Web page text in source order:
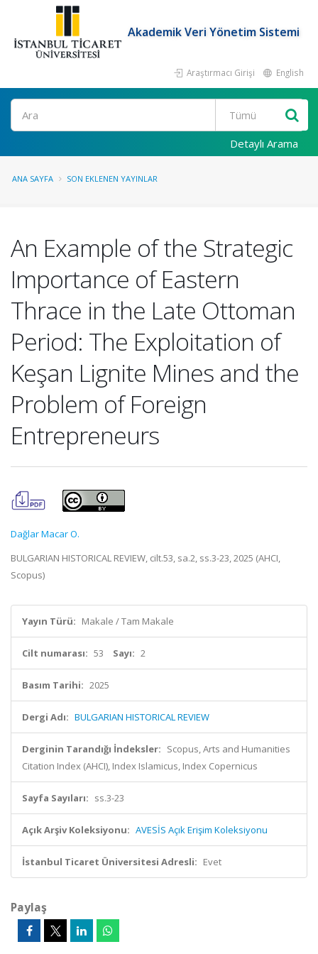
Akademik Veri Yönetim Sistemi
Araştırmacı Girişi English
Ara
Detaylı Arama
ANA SAYFA SON EKLENEN YAYINLAR
An Example of the Strategic
Importance of Eastern
Thrace in the Late Ottoman
Period: The Exploitation of
Keşan Lignite Mines and the
Problem of Foreign
Entrepreneurs
Dağlar Macar O.
BULGARIAN HISTORICAL REVIEW, cilt.53, sa.2, ss.3-23, 2025 (AHCI,
Scopus)
Yayın Türü: Makale / Tam Makale
Cilt numarası: 53 Sayı: 2
Basım Tarihi: 2025
Dergi Adı: BULGARIAN HISTORICAL REVIEW
Derginin Tarandığı İndeksler: Scopus, Arts and Humanities
Citation Index (AHCI), Index Islamicus, Index Copernicus
Sayfa Sayıları: ss.3-23
Açık Arşiv Koleksiyonu: AVESİS Açık Erişim Koleksiyonu
İstanbul Ticaret Üniversitesi Adresli: Evet
Paylaş